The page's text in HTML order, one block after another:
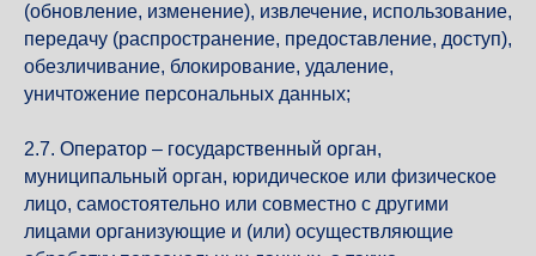
(обновление, изменение), извлечение, использование,
передачу (распространение, предоставление, доступ),
обезличивание, блокирование, удаление,
уничтожение персональных данных;
2.7. Оператор – государственный орган,
муниципальный орган, юридическое или физическое
лицо, самостоятельно или совместно с другими
лицами организующие и (или) осуществляющие